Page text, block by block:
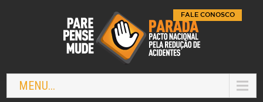
MENU...
FALE CONOSCO